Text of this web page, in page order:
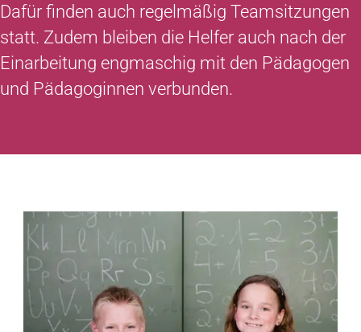
Dafür finden auch regelmäßig Teamsitzungen
statt. Zudem bleiben die Helfer auch nach der
Einarbeitung engmaschig mit den Pädagogen
und Pädagoginnen verbunden.